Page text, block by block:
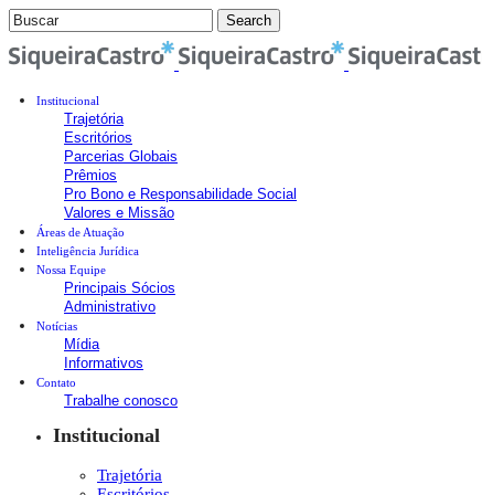
Institucional
Trajetória
Escritórios
Parcerias Globais
Prêmios
Pro Bono e Responsabilidade Social
Valores e Missão
Áreas de Atuação
Inteligência Jurídica
Nossa Equipe
Principais Sócios
Administrativo
Notícias
Mídia
Informativos
Contato
Trabalhe conosco
Institucional
Trajetória